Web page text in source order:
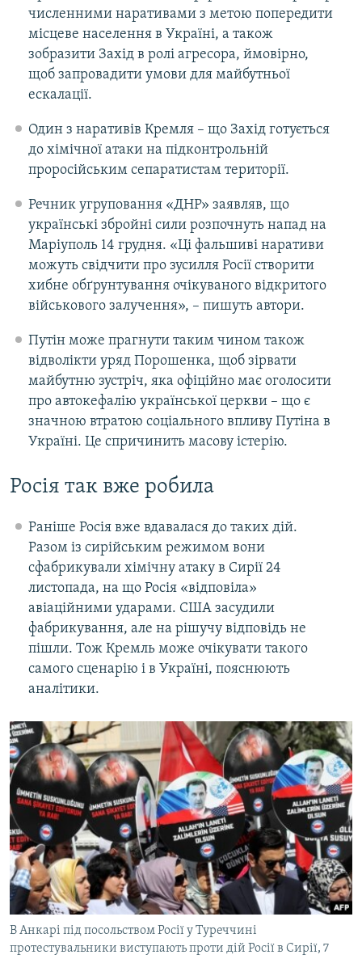
численними наративами з метою попередити
місцеве населення в Україні, а також
зобразити Захід в ролі агресора, ймовірно,
щоб запровадити умови для майбутньої
ескалації.
Один з наративів Кремля – що Захід готується
до хімічної атаки на підконтрольній
проросійським сепаратистам території.
Речник угруповання «ДНР» заявляв, що
українські збройні сили розпочнуть напад на
Маріуполь 14 грудня. «Ці фальшиві наративи
можуть свідчити про зусилля Росії створити
хибне обґрунтування очікуваного відкритого
військового залучення», – пишуть автори.
Путін може прагнути таким чином також
відволікти уряд Порошенка, щоб зірвати
майбутню зустріч, яка офіційно має оголосити
про автокефалію української церкви – що є
значною втратою соціального впливу Путіна в
Україні. Це спричинить масову істерію.
Росія так вже робила
Раніше Росія вже вдавалася до таких дій.
Разом із сирійським режимом вони
сфабрикували хімічну атаку в Сирії 24
листопада, на що Росія «відповіла»
авіаційними ударами. США засудили
фабрикування, але на рішучу відповідь не
пішли. Тож Кремль може очікувати такого
самого сценарію і в Україні, пояснюють
аналітики.
В Анкарі під посольством Росії у Туреччині
протестувальники виступають проти дій Росії в Сирії, 7